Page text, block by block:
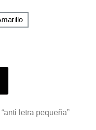
letra pequeña”